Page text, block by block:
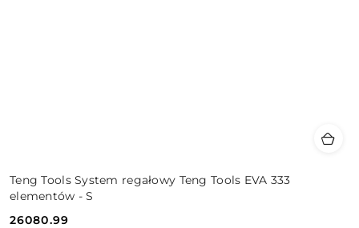
Teng Tools System regałowy Teng Tools EVA 333
elementów - S
26080.99